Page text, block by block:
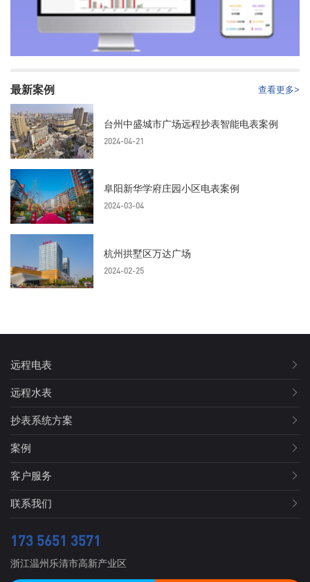
最新案例 查看更多>
台州中盛城市广场远程抄表智能电表案例
2024-04-21
阜阳新华学府庄园小区电表案例
2024-03-04
杭州拱墅区万达广场
2024-02-25
远程电表
远程水表
抄表系统方案
案例
客户服务
联系我们
173 5651 3571
浙江温州乐清市高新产业区